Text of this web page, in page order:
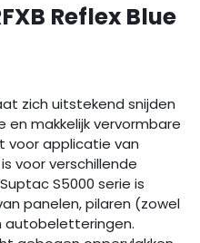
Reflex Blue
zich uitstekend snijden
en makkelijk vervormbare
voor applicatie van
voor verschillende
S5000 serie is
panelen, pilaren (zowel
autobeletteringen.